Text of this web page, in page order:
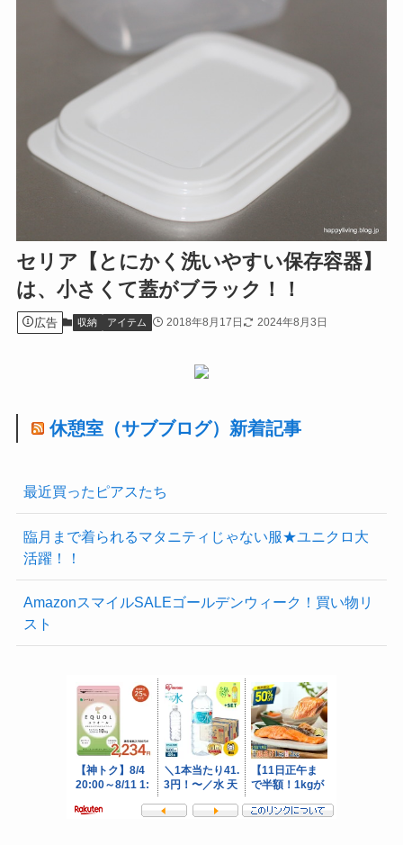
セリア【とにかく洗いやすい保存容器】
は、小さくて蓋がブラック！！
広告 収納 アイテム 2018年8月17日 2024年8月3日
休憩室（サブブログ）新着記事
最近買ったピアスたち
臨月まで着られるマタニティじゃない服★ユニクロ大
活躍！！
AmazonスマイルSALEゴールデンウィーク！買い物リ
スト